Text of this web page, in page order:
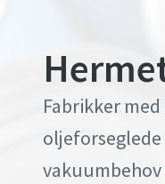
Fabrikker